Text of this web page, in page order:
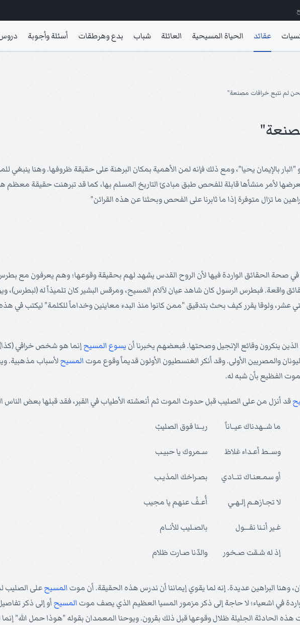
عقائد الحياة المسيحية العائلة شباب بدع وهرطقات أسئلة وأجوبة
لم نتبع خرافات مصنعة"
بالإيمان يحيا"، ومع ذلك فإنه لمن الأهمية بمكان البرهنة على حقيقة ظروفها. وهنا ينبغي
لأمر منشأها قابلة للفحص طبق مبادئ التاريخ المسلم بها، كما قد تبرهنت حقيقة معظم
ما تزال متوفرة إذا ما ثابرنا على الفحص وبحثنا عن هذه القرائن"
في صحة الحقائق الواردة فيها لأن الروح القدس يشهد لهم بحقيقة وقوعها؛ وهم يعرفون مع
واقعة. فبطرس الرسول كان شاهد عيان لآلام المسيح، ومرقس البشير كان تلميذاً له (لبطرس)،
عشر، ولوقا يقرر كيف بحث بتدقيق "ممن كانوا منذ البدء معاينين وخداماً للكلمة" ليكتب في هذه
الذين ينكرون وقائع الإنجيل وصحتها. فبعضهم يخبرنا أن يسوع المسيحإنما هو شخص خرافي
والمصريين الأولى. وقد أنكر الغنسطيون الأولون قديماً وقوع موت المسيح لأسباب مذهبية.
الفظيع بأن شبه له.
قد أنزل من على الصليب قبل حدوث الموت ثم أنعشته الأطياب في القبر، فقد قبلها بعض الناس
ما شــهدناك عيــاناً ربــنا فوق الصليبْ
وســط أعـداء غلاظ سـمروك يا حبيـب
أو سمـعنـاك تنــادي بصـراخك المذيـب
لا تجـازهـم إلـهـي أُعـفُ عنهم يا مجيب
غـير أنـنا نقـــول بالصـليب للأنــام
إذ له شـقت صـخور والدّنا صـارت ظلام
وهنا البراهين عديدة. إنه لما يقوي إيماننا أن ندرس هذه الحقيقة. أن موت المسيحعلى الصليب
في اشعياء؛ لا حاجة إلى ذكر مزمور المسيا العظيم الذي يصف موت المسيح أو إلى ذكر
هذه الحادثة الجليلة ظلال وقوعها قبل ذلك بقرون. ويوحنا المعمدان بقوله "هوذا حمل الله"